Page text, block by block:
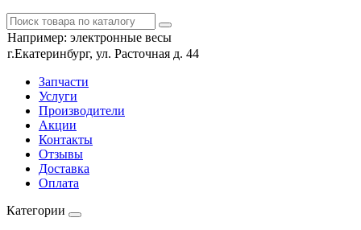
Например: электронные весы
г.Екатеринбург, ул. Расточная д. 44
Запчасти
Услуги
Производители
Акции
Контакты
Отзывы
Доставка
Оплата
Категории